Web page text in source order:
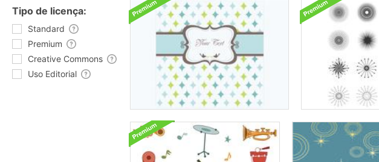
Tipo de licença:
Standard
Premium
Creative Commons
Uso Editorial